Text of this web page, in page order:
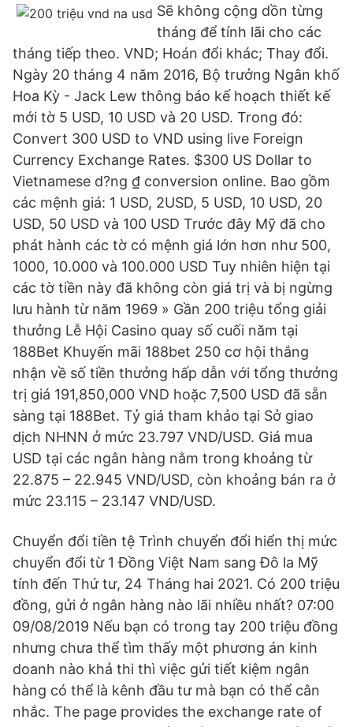
Sẽ không cộng dồn từng
tháng để tính lãi cho các
tháng tiếp theo. VND; Hoán đổi khác; Thay đổi.
Ngày 20 tháng 4 năm 2016, Bộ trưởng Ngân khố
Hoa Kỳ - Jack Lew thông báo kế hoạch thiết kế
mới tờ 5 USD, 10 USD và 20 USD. Trong đó:
Convert 300 USD to VND using live Foreign
Currency Exchange Rates. $300 US Dollar to
Vietnamese d?ng ₫ conversion online. Bao gồm
các mệnh giá: 1 USD, 2USD, 5 USD, 10 USD, 20
USD, 50 USD và 100 USD Trước đây Mỹ đã cho
phát hành các tờ có mệnh giá lớn hơn như 500,
1000, 10.000 và 100.000 USD Tuy nhiên hiện tại
các tờ tiền này đã không còn giá trị và bị ngừng
lưu hành từ năm 1969 » Gần 200 triệu tổng giải
thưởng Lễ Hội Casino quay số cuối năm tại
188Bet Khuyến mãi 188bet 250 cơ hội thắng
nhận về số tiền thưởng hấp dẫn với tổng thưởng
trị giá 191,850,000 VND hoặc 7,500 USD đã sẵn
sàng tại 188Bet. Tỷ giá tham khảo tại Sở giao
dịch NHNN ở mức 23.797 VND/USD. Giá mua
USD tại các ngân hàng nằm trong khoảng từ
22.875 – 22.945 VND/USD, còn khoảng bán ra ở
mức 23.115 – 23.147 VND/USD.
Chuyển đổi tiền tệ Trình chuyển đổi hiển thị mức
chuyển đổi từ 1 Đồng Việt Nam sang Đô la Mỹ
tính đến Thứ tư, 24 Tháng hai 2021. Có 200 triệu
đồng, gửi ở ngân hàng nào lãi nhiều nhất? 07:00
09/08/2019 Nếu bạn có trong tay 200 triệu đồng
nhưng chưa thể tìm thấy một phương án kinh
doanh nào khả thi thì việc gửi tiết kiệm ngân
hàng có thể là kênh đầu tư mà bạn có thể cân
nhắc. The page provides the exchange rate of